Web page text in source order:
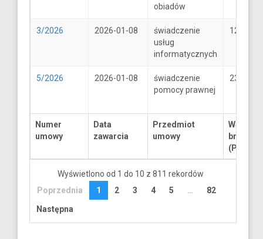
Numer
umowy
Data
zawarcia
Przedmiot
umowy
Wartość
brutto
(PLN)
obiadów
3/2026 2026-01-08
świadczenie
usług
informatycznych
1250
5/2026 2026-01-08
świadczenie
pomocy prawnej
2300
Wyświetlono od 1 do 10 z 811 rekordów
Poprzednia
1 2 3 4 5 …
82
Następna